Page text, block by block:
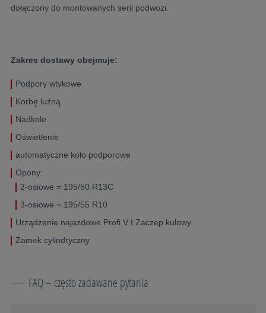
dołączony do montowanych serii podwozi.
Zakres dostawy obejmuje:
Podpory wtykowe
Korbę luźną
Nadkole
Oświetlenie
automatyczne koło podporowe
Opony:
2-osiowe = 195/50 R13C
3-osiowe = 195/55 R10
Urządzenie najazdowe Profi V I Zaczep kulowy
Zamek cylindryczny
FAQ – często zadawane pytania